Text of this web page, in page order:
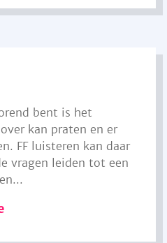
bent is het
kan praten en er
FF luisteren kan daar
vragen leiden tot een